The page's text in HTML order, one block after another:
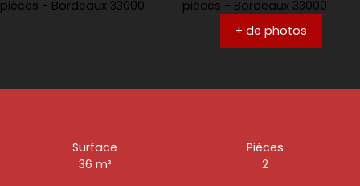
+ de photos
Surface
36 m²
Pièces
2